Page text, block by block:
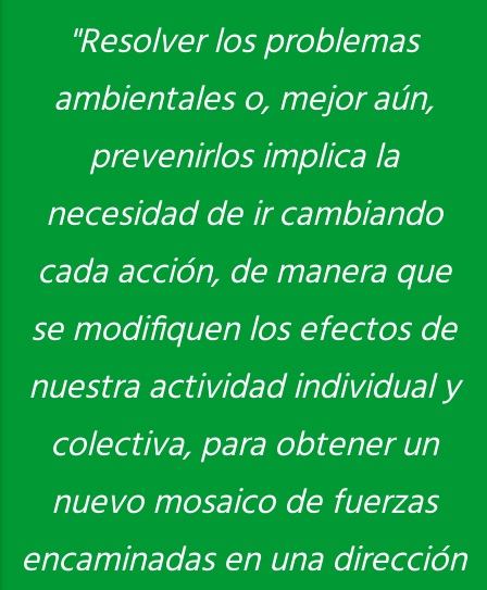
Saber más
"Resolver los problemas
ambientales o, mejor aún,
prevenirlos implica la
necesidad de ir cambiando
cada acción, de manera que
se modifiquen los efectos de
nuestra actividad individual y
colectiva, para obtener un
nuevo mosaico de fuerzas
encaminadas en una dirección